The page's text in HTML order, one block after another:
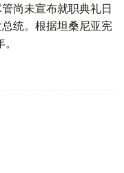
尚未宣布就职典礼日
统。根据坦桑尼亚宪